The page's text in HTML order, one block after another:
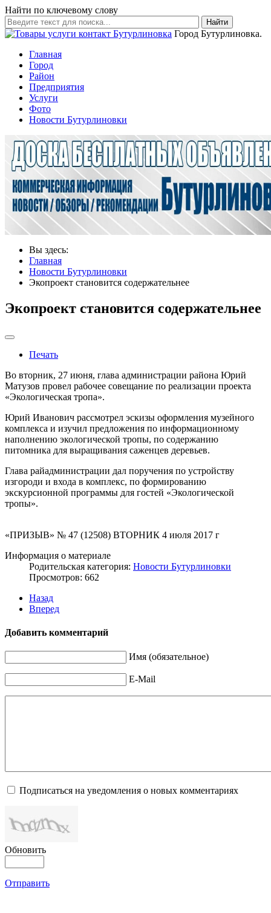
Найти по ключевому слову
Найти
Город Бутурлиновка.
Главная
Город
Район
Предприятия
Услуги
Фото
Новости Бутурлиновки
Вы здесь:
Главная
Новости Бутурлиновки
Экопроект становится содержательнее
Экопроект становится содержательнее
Печать
Во вторник, 27 июня, глава администрации района Юрий
Матузов провел рабочее совещание по реализации проекта
«Экологическая тропа».
Юрий Иванович рассмотрел эскизы оформления музейного
комплекса и изучил предложения по информационному
наполнению экологической тропы, по содержанию
питомника для выращивания саженцев деревьев.
Глава райадминистрации дал поручения по устройству
изгороди и входа в комплекс, по формированию
экскурсионной программы для гостей «Экологической
тропы».
«ПРИЗЫВ» № 47 (12508) ВТОРНИК 4 июля 2017 г
Информация о материале
Родительская категория: Новости Бутурлиновки
Просмотров: 662
Назад
Вперед
Добавить комментарий
Имя (обязательное)
E-Mail
Подписаться на уведомления о новых комментариях
Обновить
Отправить